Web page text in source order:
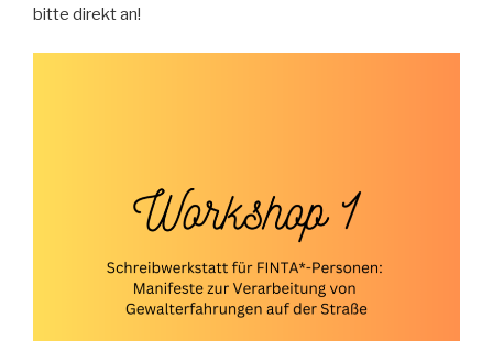
bitte direkt an!